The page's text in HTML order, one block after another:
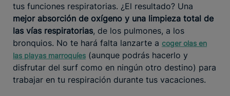
tus funciones respiratorias. ¿El resultado? Una
mejor absorción de oxígeno y una limpieza total de
las vías respiratorias, de los pulmones, a los
bronquios. No te hará falta lanzarte a coger olas en
las playas marroquíes (aunque podrás hacerlo y
disfrutar del surf como en ningún otro destino) para
trabajar en tu respiración durante tus vacaciones.